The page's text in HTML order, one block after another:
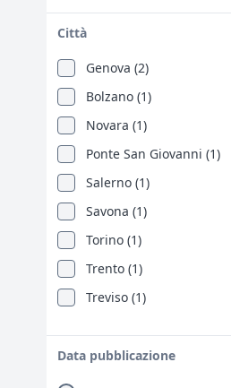
Città
Genova (2)
Bolzano (1)
Novara (1)
Ponte San Giovanni (1)
Salerno (1)
Savona (1)
Torino (1)
Trento (1)
Treviso (1)
Data pubblicazione